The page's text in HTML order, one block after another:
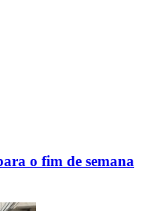
o fim de semana